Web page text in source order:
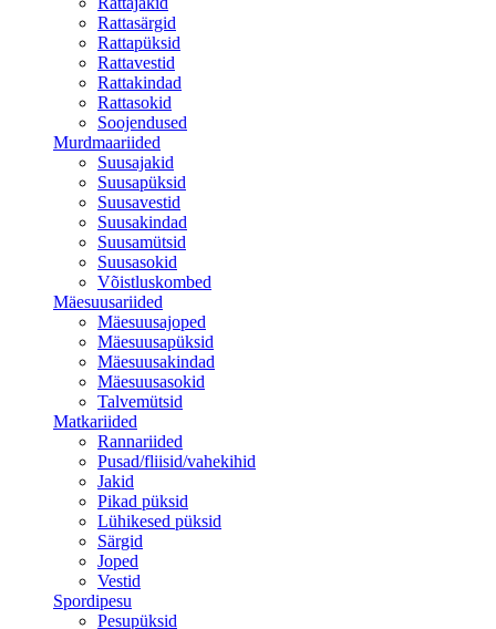
Rattasärgid
Rattapüksid
Rattavestid
Rattakindad
Rattasokid
Soojendused
Murdmaariided
Suusajakid
Suusapüksid
Suusavestid
Suusakindad
Suusamütsid
Suusasokid
Võistluskombed
Mäesuusariided
Mäesuusajoped
Mäesuusapüksid
Mäesuusakindad
Mäesuusasokid
Talvemütsid
Matkariided
Rannariided
Pusad/fliisid/vahekihid
Jakid
Pikad püksid
Lühikesed püksid
Särgid
Joped
Vestid
Spordipesu
Pesupüksid